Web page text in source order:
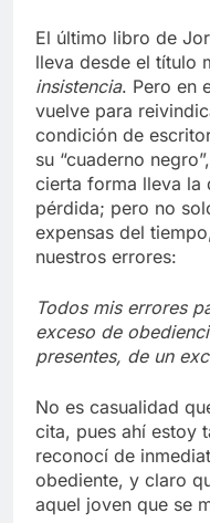
El último libro de
lleva desde el título
insistencia. Pero en
vuelve para
condición de
su “cuaderno
cierta forma lleva la
pérdida; pero no
expensas del
nuestros errores:
Todos mis errores
exceso de
presentes, de un
No es casualidad
cita, pues ahí estoy
reconocí de
obediente, y claro
aquel joven que se